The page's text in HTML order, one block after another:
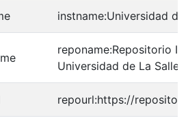
instname:Universidad de
reponame:Repositorio
Universidad de La Salle
repourl:https://